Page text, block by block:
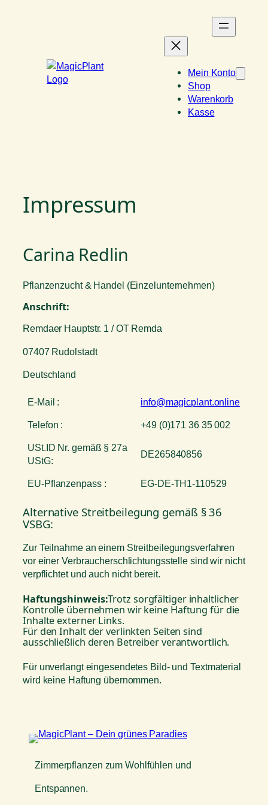
Mein Konto
Shop
Warenkorb
Kasse
Impressum
Carina Redlin
Pflanzenzucht & Handel (Einzelunternehmen)
Anschrift:
Remdaer Hauptstr. 1 / OT Remda
07407 Rudolstadt
Deutschland
E-Mail : info@magicplant.online
Telefon : +49 (0)171 36 35 002
USt.ID Nr. gemäß § 27a
UStG:
DE265840856
EU-Pflanzenpass : EG-DE-TH1-110529
Alternative Streitbeilegung gemäß § 36
VSBG:
Zur Teilnahme an einem Streitbeilegungsverfahren
vor einer Verbraucherschlichtungsstelle sind wir nicht
verpflichtet und auch nicht bereit.
Haftungshinweis:Trotz sorgfältiger inhaltlicher
Kontrolle übernehmen wir keine Haftung für die
Inhalte externer Links.
Für den Inhalt der verlinkten Seiten sind
ausschließlich deren Betreiber verantwortlich.
Für unverlangt eingesendetes Bild- und Textmaterial
wird keine Haftung übernommen.
Zimmerpflanzen zum Wohlfühlen und
Entspannen.